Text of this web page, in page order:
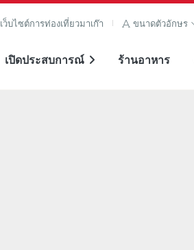
เว็บไซต์การท่องเที่ยวมาเก๊า ขนาดตัวอักษร
เปิดประสบการณ์ ร้านอาหาร